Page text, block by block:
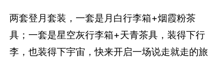
两套登月套装，一套是月白行李箱+烟霞粉茶
具；一套是星空灰行李箱+天青茶具，装得下行
李，也装得下宇宙，快来开启一场说走就走的旅